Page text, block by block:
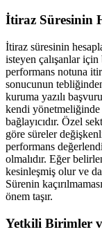
İtiraz Süresinin
İtiraz süresinin
isteyen çalışanlar
performans notuna
sonucunun
kuruma yazılı
kendi
bağlayıcıdır. Özel
göre süreler
performans
olmalıdır. Eğer
kesinleşmiş olur ve
Sürenin
önem taşır.
Yetkili Birimler